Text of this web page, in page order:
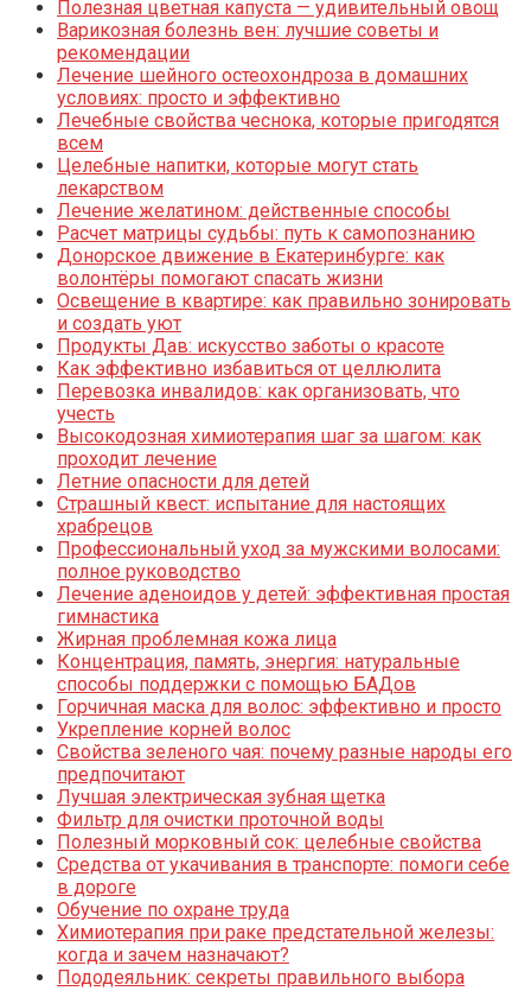
Полезная цветная капуста — удивительный овощ
Варикозная болезнь вен: лучшие советы и
рекомендации
Лечение шейного остеохондроза в домашних
условиях: просто и эффективно
Лечебные свойства чеснока, которые пригодятся
всем
Целебные напитки, которые могут стать
лекарством
Лечение желатином: действенные способы
Расчет матрицы судьбы: путь к самопознанию
Донорское движение в Екатеринбурге: как
волонтёры помогают спасать жизни
Освещение в квартире: как правильно зонировать
и создать уют
Продукты Дав: искусство заботы о красоте
Как эффективно избавиться от целлюлита
Перевозка инвалидов: как организовать, что
учесть
Высокодозная химиотерапия шаг за шагом: как
проходит лечение
Летние опасности для детей
Страшный квест: испытание для настоящих
храбрецов
Профессиональный уход за мужскими волосами:
полное руководство
Лечение аденоидов у детей: эффективная простая
гимнастика
Жирная проблемная кожа лица
Концентрация, память, энергия: натуральные
способы поддержки с помощью БАДов
Горчичная маска для волос: эффективно и просто
Укрепление корней волос
Свойства зеленого чая: почему разные народы его
предпочитают
Лучшая электрическая зубная щетка
Фильтр для очистки проточной воды
Полезный морковный сок: целебные свойства
Средства от укачивания в транспорте: помоги себе
в дороге
Обучение по охране труда
Химиотерапия при раке предстательной железы:
когда и зачем назначают?
Пододеяльник: секреты правильного выбора